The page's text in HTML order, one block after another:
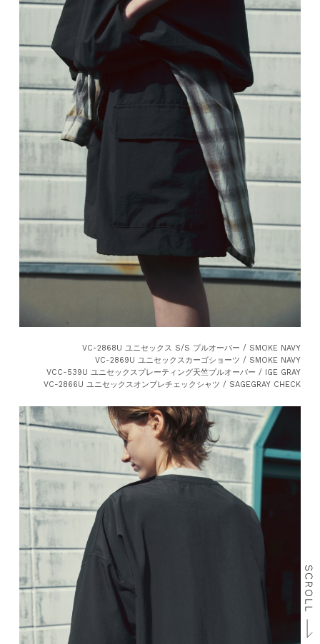
VC-2868U ユニセックス S/S プルオーバー / SMOKE NAVY
VC-2869U ユニセックスカーゴショーツ / SMOKE NAVY
VCC-539U ユニセックスプレーティング天竺プルオーバー / IGE GRAY
VC-2866U ユニセックスオンブレチェックシャツ / SAGEGRAY CHECK